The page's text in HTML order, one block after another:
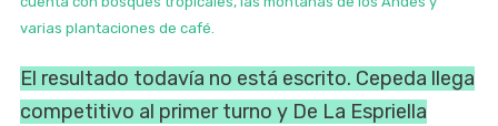
varias plantaciones de café.
El resultado todavía no está escrito. Cepeda llega
competitivo al primer turno y De La Espriella